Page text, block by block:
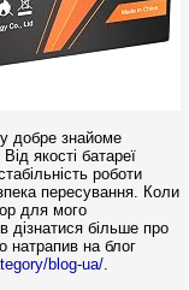
добре знайоме
якості батареї
роботи
пересування. Коли
для мого
дізнатися більше про
натрапив на блог
blog-ua/.